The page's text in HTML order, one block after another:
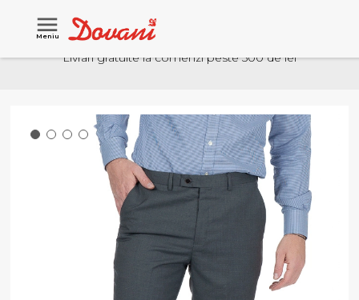
Meniu
Livrari gratuite la comenzi peste 500 de lei